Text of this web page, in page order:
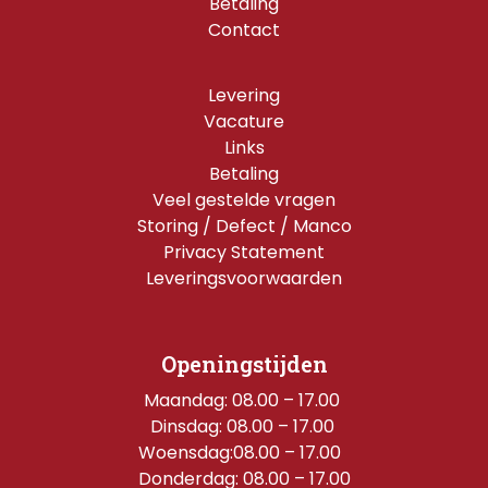
Contact
Levering
Vacature
Links
Betaling
Veel gestelde vragen
Storing / Defect / Manco
Privacy Statement
Leveringsvoorwaarden
Openingstijden
Maandag: 08.00 – 17.00
Dinsdag: 08.00 – 17.00
Woensdag:08.00 – 17.00
Donderdag: 08.00 – 17.00